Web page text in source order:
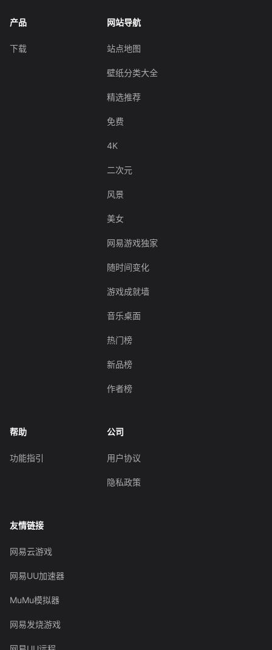
产品
下载
网站导航
站点地图
壁纸分类大全
精选推荐
免费
4K
二次元
风景
美女
网易游戏独家
随时间变化
游戏成就墙
音乐桌面
热门榜
新品榜
作者榜
帮助
功能指引
公司
用户协议
隐私政策
友情链接
网易云游戏
网易UU加速器
MuMu模拟器
网易发烧游戏